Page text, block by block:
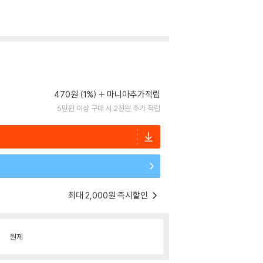
470원 (1%) 마니아추가적립
5만원 이상 구매 시 2천원 추가 적립
최대 2,000원 즉시할인
원제